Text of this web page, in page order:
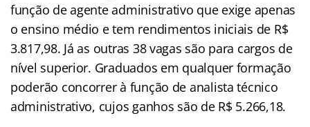
função de agente administrativo que exige apenas
o ensino médio e tem rendimentos iniciais de R$
3.817,98. Já as outras 38 vagas são para cargos de
nível superior. Graduados em qualquer formação
poderão concorrer à função de analista técnico
administrativo, cujos ganhos são de R$ 5.266,18.